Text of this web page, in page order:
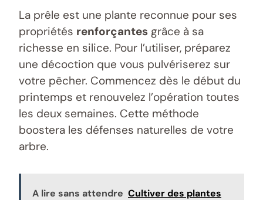
La prêle est une plante reconnue pour ses
propriétés renforçantes grâce à sa
richesse en silice. Pour l’utiliser, préparez
une décoction que vous pulvériserez sur
votre pêcher. Commencez dès le début du
printemps et renouvelez l’opération toutes
les deux semaines. Cette méthode
boostera les défenses naturelles de votre
arbre.
A lire sans attendre Cultiver des plantes